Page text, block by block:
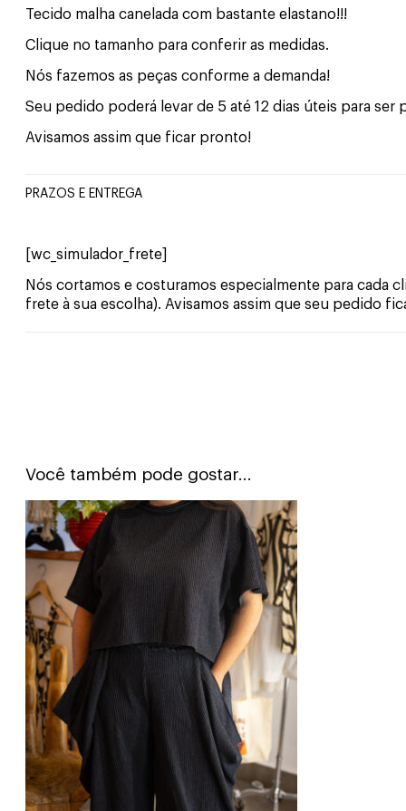
Tecido malha canelada com bastante elastano!!!
Clique no tamanho para conferir as medidas.
Nós fazemos as peças conforme a demanda!
Seu pedido poderá levar de 5 até 12 dias úteis para ser
Avisamos assim que ficar pronto!
PRAZOS E ENTREGA
[wc_simulador_frete]
Nós cortamos e costuramos especialmente para cada
frete à sua escolha). Avisamos assim que seu pedido
Você também pode gostar...